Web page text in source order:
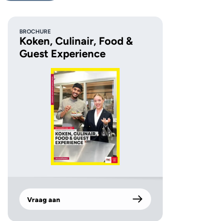
BROCHURE
Koken, Culinair, Food &
Guest Experience
Vraag aan